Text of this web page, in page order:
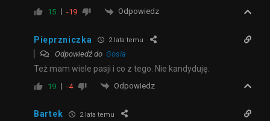
15 -19 Odpowiedz
Pieprzniczka 2 lata temu
Odpowiedź do Gosia
Też mam wiele pasji i co z tego. Nie kandyduję.
19 -4 Odpowiedz
Bartek 2 lata temu